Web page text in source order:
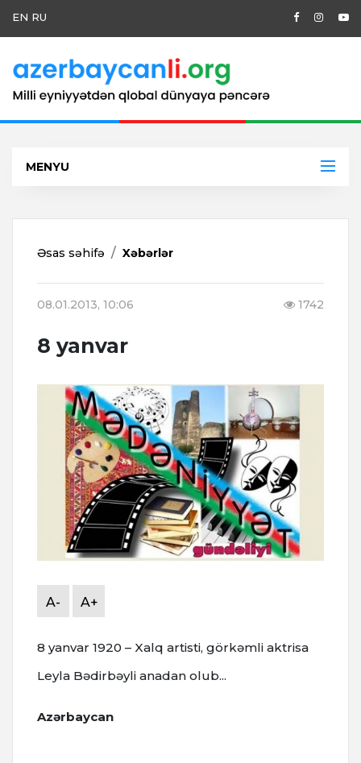
EN RU
MENYU
Əsas səhifə Xəbərlər
08.01.2013, 10:06 1742
8 yanvar
A- A+
8 yanvar 1920 – Xalq artisti, görkəmli aktrisa
Leyla Bədirbəyli anadan olub...
Azərbaycan